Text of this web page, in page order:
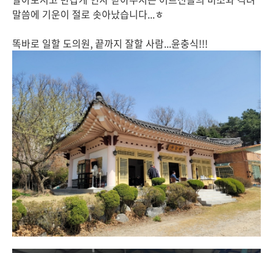
말씀에 기운이 절로 솟아났습니다...ㅎ
똑바로 일할 도의원, 끝까지 잘할 사람...윤충식!!!